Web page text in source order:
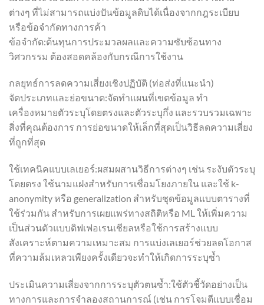
ต่างๆ ที่ไม่สามารถแบ่งปันข้อมูลดิบได้เนื่องจากกฎระเบียบ
หรือข้อจำกัดทางการค้า
ข้อจำกัด:ต้นทุนการประมวลผลและความซับซ้อนทาง
วิศวกรรม ต้องสอดคล้องกับกรณีการใช้งาน
กลยุทธ์การลดความเสี่ยงเชิงปฏิบัติ (ท่อส่งที่แนะนำ)
จัดประเภทและย่อขนาด:จัดทำแผนที่เขตข้อมูล ทำ
เครื่องหมายตัวระบุโดยตรงและตัวระบุกึ่ง และรวบรวมเฉพาะ
สิ่งที่คุณต้องการ การย่อขนาดให้เล็กที่สุดเป็นวิธีลดความเสี่ยง
ที่ถูกที่สุด
ใช้เทคนิคแบบเลเยอร์:ผสมผสานวิธีการต่างๆ เช่น ระงับตัวระบุ
โดยตรง ใช้นามแฝงสำหรับการเชื่อมโยงภายใน และใช้ k-
anonymity หรือ generalization สำหรับชุดข้อมูลแบบตารางที่
ใช้ร่วมกัน สำหรับการเผยแพร่ทางสถิติหรือ ML ให้เพิ่มความ
เป็นส่วนตัวแบบดิฟเฟอเรนเชียลหรือใช้การสร้างแบบ
สังเคราะห์ตามความเหมาะสม การแบ่งเลเยอร์ช่วยลดโอกาส
ที่ความล้มเหลวเพียงครั้งเดียวจะทำให้เกิดการระบุซ้ำ
ประเมินความเสี่ยงจากการระบุตัวตนซ้ำ:ใช้ตัวชี้วัดอย่างเป็น
ทางการและการจำลองสถานการณ์ (เช่น การโจมตีแบบเชื่อม